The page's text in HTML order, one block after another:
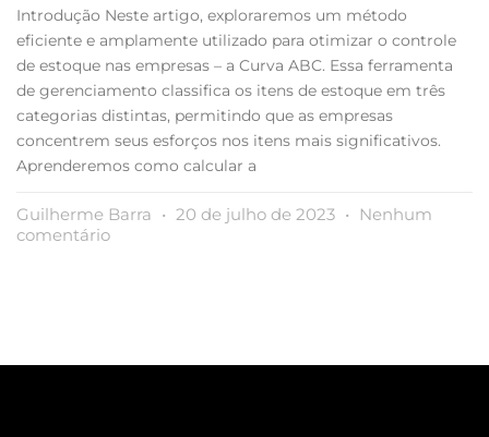
Introdução Neste artigo, exploraremos um método
eficiente e amplamente utilizado para otimizar o controle
de estoque nas empresas – a Curva ABC. Essa ferramenta
de gerenciamento classifica os itens de estoque em três
categorias distintas, permitindo que as empresas
concentrem seus esforços nos itens mais significativos.
Aprenderemos como calcular a
Guilherme Barra 20 de julho de 2023
Nenhum
comentário